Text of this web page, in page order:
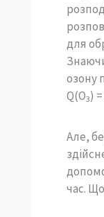
для
озону
Q(O3)
Але,
час.